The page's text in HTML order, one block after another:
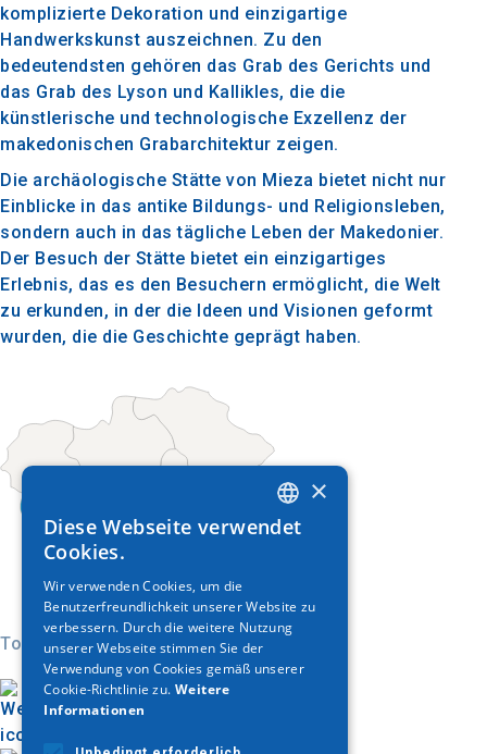
komplizierte Dekoration und einzigartige
Handwerkskunst auszeichnen. Zu den
bedeutendsten gehören das Grab des Gerichts und
das Grab des Lyson und Kallikles, die die
künstlerische und technologische Exzellenz der
makedonischen Grabarchitektur zeigen.
Die archäologische Stätte von Mieza bietet nicht nur
Einblicke in das antike Bildungs- und Religionsleben,
sondern auch in das tägliche Leben der Makedonier.
Der Besuch der Stätte bietet ein einzigartiges
Erlebnis, das es den Besuchern ermöglicht, die Welt
zu erkunden, in der die Ideen und Visionen geformt
wurden, die die Geschichte geprägt haben.
Today
GREEK
GERMAN
×
Diese Webseite verwendet
Cookies.
Wir verwenden Cookies, um die
Benutzerfreundlichkeit unserer Website zu
verbessern. Durch die weitere Nutzung
unserer Webseite stimmen Sie der
Verwendung von Cookies gemäß unserer
Cookie-Richtlinie zu. Weitere
Informationen